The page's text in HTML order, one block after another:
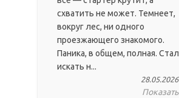
схватить не может. Темнеет,
вокруг лес, ни одного
проезжающего знакомого.
Паника, в общем, полная. Стал
искать н...
28.05.2026
Показать